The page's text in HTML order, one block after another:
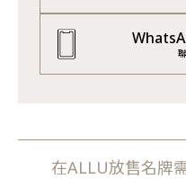
在ALLU放售名牌